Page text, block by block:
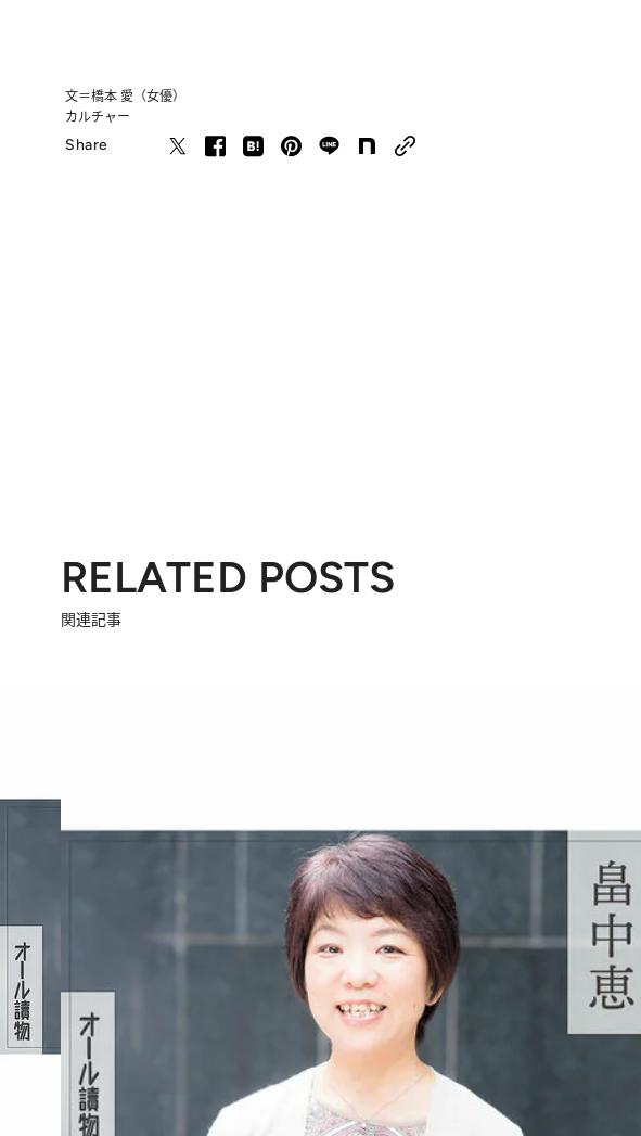
文＝橋本 愛（女優）
カルチャー
Share
RELATED POSTS
関連記事